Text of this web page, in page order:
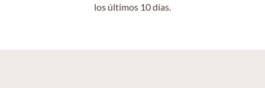
los últimos 10 días.